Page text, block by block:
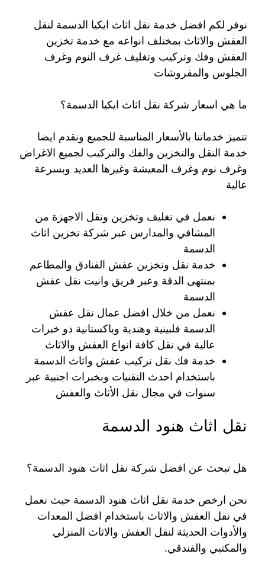
نوفر لكم افضل خدمة نقل اثاث ايكيا الدسمة لنقل
العفش والاثاث بمختلف انواعه مع خدمة تخزين
العفش وفك وتركيب وتغليف غرف النوم وغرف
الجلوس والمفروشات
ما هي اسعار شركة نقل اثاث ايكيا الدسمة؟
تتميز خدماتنا بالأسعار المناسبة للجميع ونقدم ايضا
خدمة النقل والتخزين والفك والتركيب لجميع الاغراض
وغرف نوم وغرف المعيشة وغيرها العديد وبسرعة
عالية
نعمل في تغليف وتخزين ونقل الاجهزة من
المشافي والمدارس عبر شركة تخزين اثاث
الدسمة
خدمة نقل وتخزين عفش الفنادق والمطاعم
بمنتهى الدقة وعبر فريق وانيت نقل عفش
الدسمة
نعمل من خلال افضل عمال نقل عفش
الدسمة فلبينية وهندية وباكستانية ذو خبرات
عالية في نقل كافة انواع العفش والاثاث
خدمة فك نقل تركيب عفش واثاث الدسمة
باستخدام احدث التقنيات وبخبرات اجنبية عبر
سنوات في مجال نقل الأثاث والعفش
نقل اثاث هنود الدسمة
هل تبحث عن افضل شركة نقل اثاث هنود الدسمة؟
نحن ارخص خدمة نقل اثاث هنود الدسمة حيث نعمل
في نقل العفش والاثاث باستخدام افضل المعدات
والأدوات الحديثة لنقل العفش والاثاث المنزلي
والمكتبي والفندقي.